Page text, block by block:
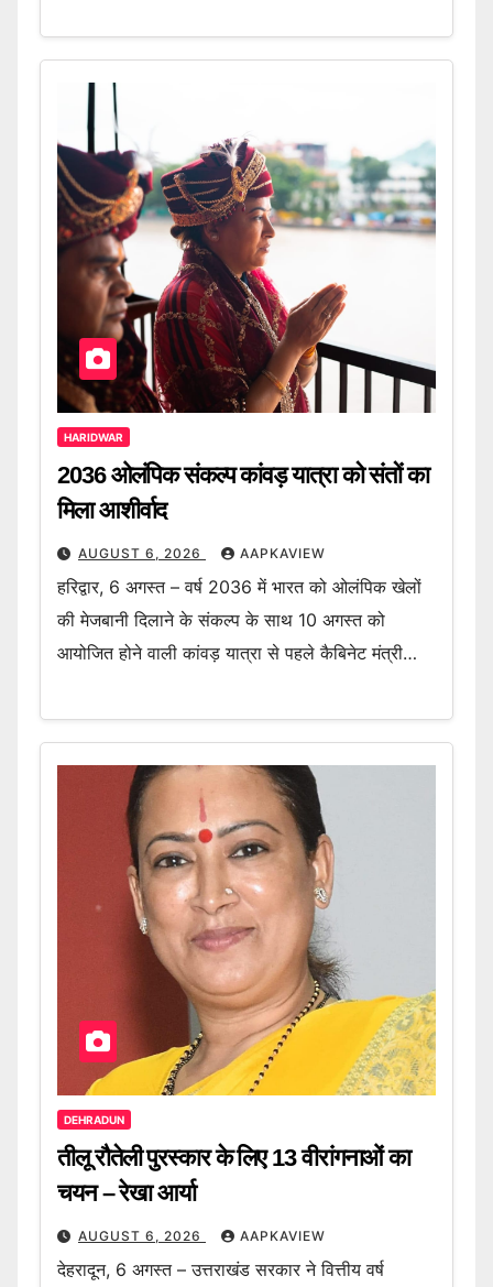
HARIDWAR
2036 ओलंपिक संकल्प कांवड़ यात्रा को संतों का
मिला आशीर्वाद
AUGUST 6, 2026 AAPKAVIEW
हरिद्वार, 6 अगस्त – वर्ष 2036 में भारत को ओलंपिक खेलों
की मेजबानी दिलाने के संकल्प के साथ 10 अगस्त को
आयोजित होने वाली कांवड़ यात्रा से पहले कैबिनेट मंत्री…
DEHRADUN
तीलू रौतेली पुरस्कार के लिए 13 वीरांगनाओं का
चयन – रेखा आर्या
AUGUST 6, 2026 AAPKAVIEW
देहरादून, 6 अगस्त – उत्तराखंड सरकार ने वित्तीय वर्ष